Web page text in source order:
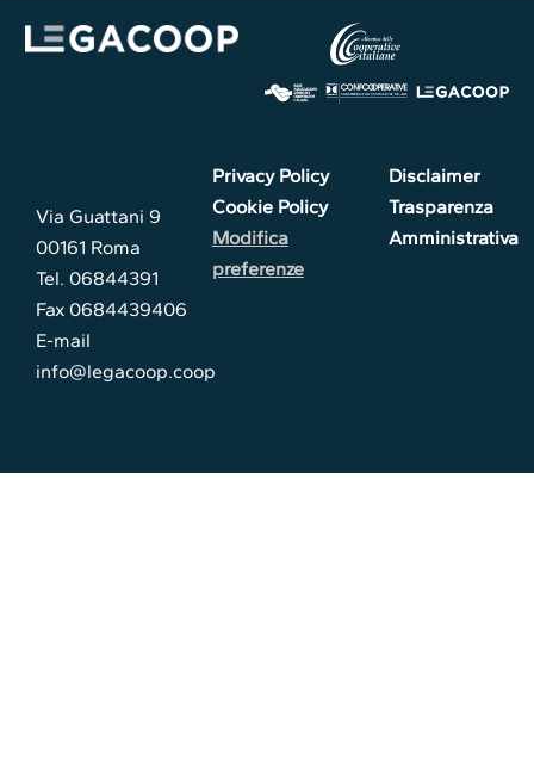
Via Guattani 9
00161 Roma
Tel. 06844391
Fax 0684439406
E-mail
info@legacoop.coop
Privacy Policy
Cookie Policy
Modifica
preferenze
Disclaimer
Trasparenza
Amministrativa